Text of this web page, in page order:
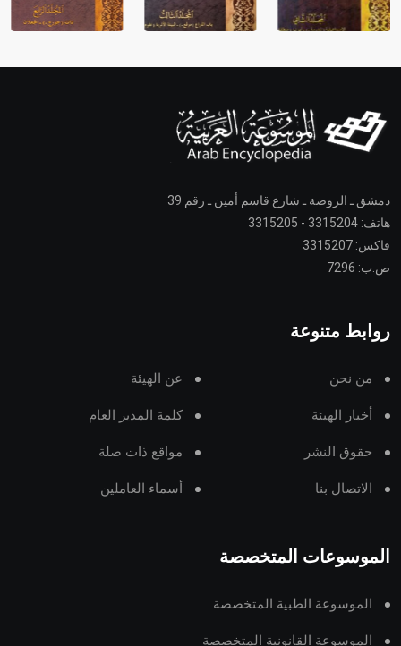
دمشق ـ الروضة ـ شارع قاسم أمين ـ رقم 39
هاتف: 3315204 - 3315205
فاكس: 3315207
ص.ب: 7296
روابط متنوعة
من نحن عن الهيئة
أخبار الهيئة كلمة المدير العام
حقوق النشر مواقع ذات صلة
الاتصال بنا أسماء العاملين
الموسوعات المتخصصة
الموسوعة الطبية المتخصصة
الموسوعة القانونية المتخصصة